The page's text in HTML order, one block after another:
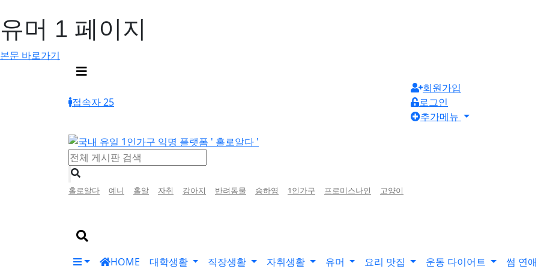
유머 1 페이지
본문 바로가기
메
버
튼
접속자 25
회원가입
로그인
추가메뉴
인
색
홀로알다 예니 홀알 자취 강아지 반려동물 송하영 1인가구 프로미스나인 고양이
검
색
버 HOME 대학생활 직장생활 자취생활 유머 요리 맛집 운동 다이어트 썸 연애